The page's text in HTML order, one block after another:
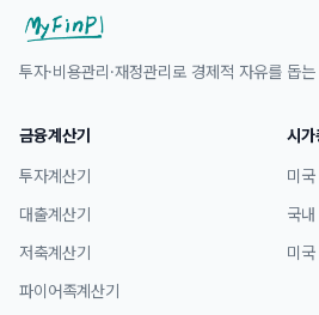
투자·비용관리·재정관리로 경제적 자유를 돕
금융계산기
투자계산기
대출계산기
저축계산기
파이어족계산기
시가
미
국
미